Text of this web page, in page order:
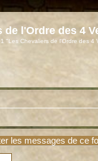
de l'Ordre des 4
"Les Chevaliers de l'Ordre des 4
les messages de ce